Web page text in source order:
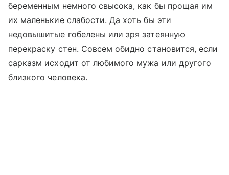
беременным немного свысока, как бы прощая им
их маленькие слабости. Да хоть бы эти
недовышитые гобелены или зря затеянную
перекраску стен. Совсем обидно становится, если
сарказм исходит от любимого мужа или другого
близкого человека.